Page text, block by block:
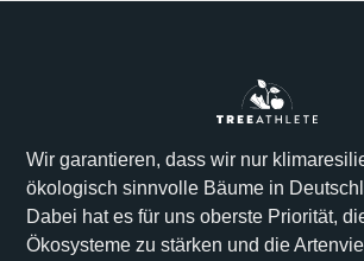
Wir garantieren, dass wir nur
ökologisch sinnvolle Bäume in
Dabei hat es für uns oberste Priorität,
Ökosysteme zu stärken und die